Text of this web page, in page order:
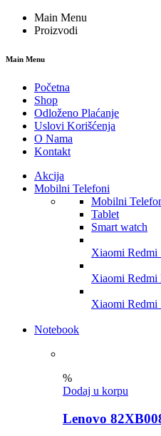
Main Menu
Proizvodi
Main Menu
Početna
Shop
Odloženo Plaćanje
Uslovi Korišćenja
O Nama
Kontakt
Akcija
Mobilni Telefoni
Mobilni
Tablet
Smart watch
Xiaomi
Xiaomi
Xiaomi
Notebook
%
Dodaj u korpu
Lenovo